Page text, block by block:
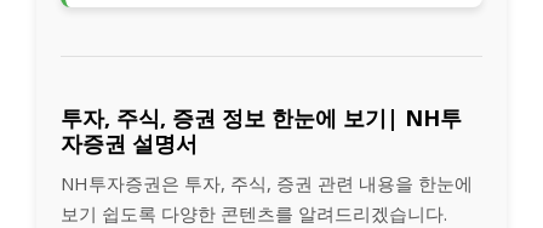
투자, 주식, 증권 정보 한눈에 보기| NH투
자증권 설명서
NH투자증권은 투자, 주식, 증권 관련 내용을 한눈에
보기 쉽도록 다양한 콘텐츠를 알려드리겠습니다.